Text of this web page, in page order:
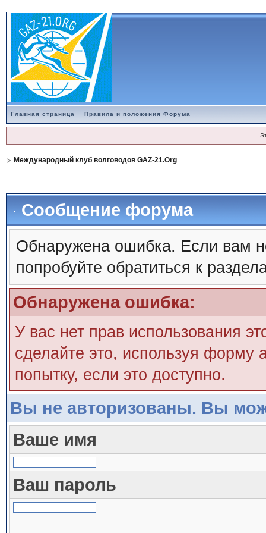
Главная страница Правила и положения Форума
Международный клуб волговодов GAZ-21.Org
Сообщение форума
Обнаружена ошибка. Если вам
попробуйте обратиться к
Обнаружена ошибка:
У вас нет прав использования
сделайте это, используя форму
попытку, если это доступно.
Вы не авторизованы. Вы
Ваше имя
Ваш пароль